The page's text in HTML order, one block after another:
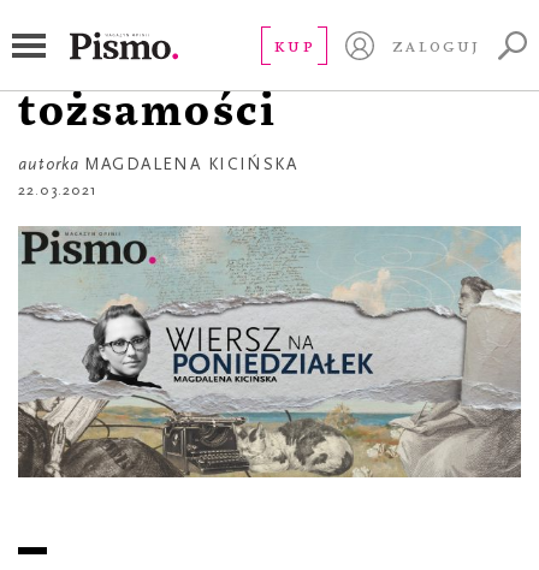
KUP ZALOGUJ
Poezja złożonych
tożsamości
autorka MAGDALENA KICIŃSKA
22.03.2021